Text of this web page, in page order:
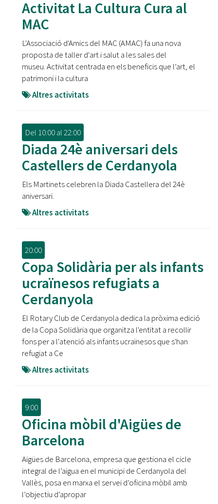
Activitat La Cultura Cura al
MAC
L'Associació d'Amics del MAC (AMAC) fa una nova
proposta de taller d'art i salut a les sales del
museu. Activitat centrada en els beneficis que l’art, el
patrimoni i la cultura
Altres activitats
Del 10:00al22:00
Diada 24è aniversari dels
Castellers de Cerdanyola
Els Martinets celebren la Diada Castellera del 24è
aniversari.
Altres activitats
20:00
Copa Solidària per als infants
ucraïnesos refugiats a
Cerdanyola
El Rotary Club de Cerdanyola dedica la pròxima edició
de la Copa Solidària que organitza l'entitat a recollir
fons per a l'atenció als infants ucraïnesos que s'han
refugiat a Ce
Altres activitats
9:00
Oficina mòbil d'Aigües de
Barcelona
Aigües de Barcelona, empresa que gestiona el cicle
integral de l’aigua en el municipi de Cerdanyola del
Vallès, posa en marxa el servei d’oficina mòbil amb
l’objectiu d’apropar